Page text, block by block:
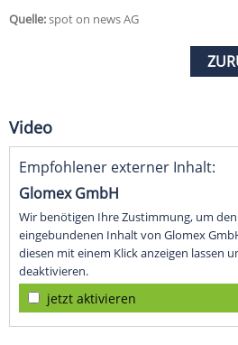
Quelle:spot on news AG
Video
Empfohlener externer Inhalt:
Glomex GmbH
Wir benötigen Ihre Zustimmung, um
eingebundenen Inhalt von Glomex
diesen mit einem Klick anzeigen lassen
deaktivieren.
jetzt aktivieren